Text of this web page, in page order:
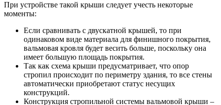
При устройстве такой крыши следует учесть некоторые
моменты:
Если сравнивать с двускатной крышей, то при
одинаковом виде материала для финишного покрытия,
вальмовая кровля будет весить больше, поскольку она
имеет большую площадь покрытия.
Так как схема крыши предусматривает, что опор
стропил происходит по периметру здания, то все стены
автоматически приобретают статус несущих
конструкций.
Конструкция стропильной системы вальмовой крыши –